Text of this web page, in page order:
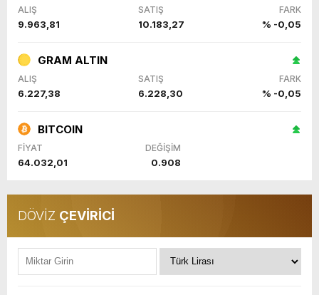
ALIŞ SATIŞ FARK
9.963,81 10.183,27 % -0,05
GRAM ALTIN
ALIŞ SATIŞ FARK
6.227,38 6.228,30 % -0,05
BITCOIN
FİYAT DEĞİŞİM
64.032,01 0.908
DÖVİZ ÇEVİRİCİ